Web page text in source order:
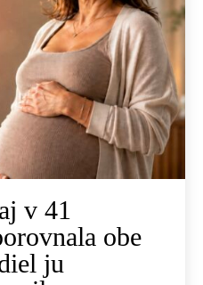
v 41
obe
ju